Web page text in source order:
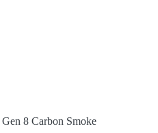
8 Carbon Smoke